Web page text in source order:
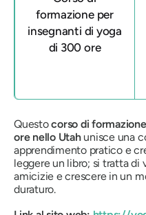
formazione per
insegnanti di yoga
di 300 ore
Questocorso di
ore nello Utahunisce una
apprendimento pratico e
leggere un libro; si tratta di
amicizie e crescere in un
duraturo.